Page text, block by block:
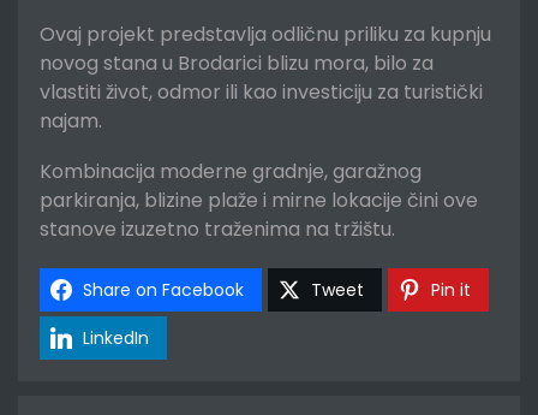
Ovaj projekt predstavlja odličnu priliku za kupnju
novog stana u Brodarici blizu mora, bilo za
vlastiti život, odmor ili kao investiciju za turistički
najam.
Kombinacija moderne gradnje, garažnog
parkiranja, blizine plaže i mirne lokacije čini ove
stanove izuzetno traženima na tržištu.
Share on Facebook Tweet
Pin it
LinkedIn